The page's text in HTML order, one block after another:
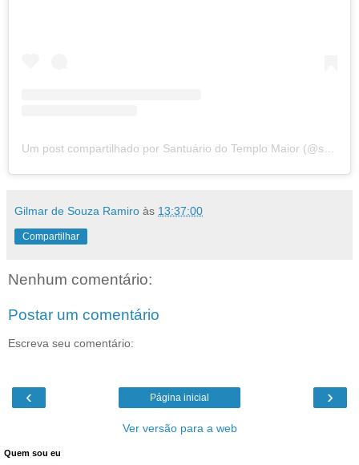
Um post compartilhado por Santuário do Templo Maior (@santuariodotemplomaior)
Gilmar de Souza Ramiro às 13:37:00
Compartilhar
Nenhum comentário:
Postar um comentário
Escreva seu comentário:
‹ ›
Página inicial
Ver versão para a web
Quem sou eu